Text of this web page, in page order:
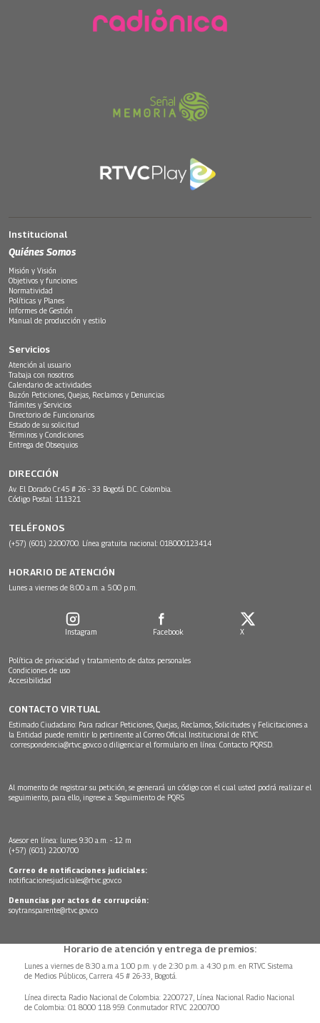
Institucional
Quiénes Somos
Misión y Visión
Objetivos y funciones
Normatividad
Políticas y Planes
Informes de Gestión
Manual de producción y estilo
Servicios
Atención al usuario
Trabaja con nosotros
Calendario de actividades
Buzón Peticiones, Quejas, Reclamos y Denuncias
Trámites y Servicios
Directorio de Funcionarios
Estado de su solicitud
Términos y Condiciones
Entrega de Obsequios
DIRECCIÓN
Av. El Dorado Cr.45 # 26 - 33 Bogotá D.C. Colombia.
Código Postal: 111321
TELÉFONOS
(+57) (601) 2200700. Línea gratuita nacional: 018000123414
HORARIO DE ATENCIÓN
Lunes a viernes de 8:00 a.m. a 5:00 p.m.
Instagram Facebook X
Política de privacidad y tratamiento de datos personales
Condiciones de uso
Accesibilidad
CONTACTO VIRTUAL
Estimado Ciudadano: Para radicar Peticiones, Quejas, Reclamos, Solicitudes y Felicitaciones a
la Entidad puede remitir lo pertinente al Correo Oficial Institucional de RTVC
correspondencia@rtvc.gov.co o diligenciar el formulario en línea: Contacto PQRSD.
Al momento de registrar su petición, se generará un código con el cual usted podrá realizar el
seguimiento, para ello, ingrese a: Seguimiento de PQRS
Asesor en línea: lunes 9:30 a.m. - 12 m
(+57) (601) 2200700
Correo de notificaciones judiciales:
notificacionesjudiciales@rtvc.gov.co
Denuncias por actos de corrupción:
soytransparente@rtvc.gov.co
Horario de atención y entrega de premios:
Lunes a viernes de 8:30 a.m.a 1:00 p.m. y de 2:30 p.m. a 4:30 p.m. en RTVC Sistema
de Medios Públicos, Carrera 45 # 26-33, Bogotá.
Línea directa Radio Nacional de Colombia: 2200727, Línea Nacional Radio Nacional
de Colombia: 01 8000 118 959. Conmutador RTVC 2200700